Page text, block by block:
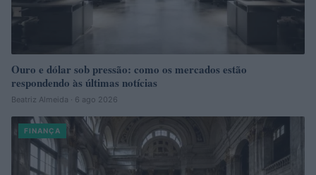
Ouro e dólar sob pressão: como os mercados estão
respondendo às últimas notícias
Beatriz Almeida · 6 ago 2026
FINANÇA